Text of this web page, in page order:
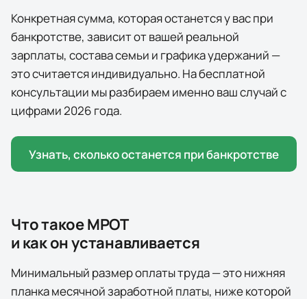
Конкретная сумма, которая останется у вас при
банкротстве, зависит от вашей реальной
зарплаты, состава семьи и графика удержаний —
это считается индивидуально. На бесплатной
консультации мы разбираем именно ваш случай с
цифрами2026 года.
Узнать, сколько останется при банкротстве
Что такое МРОТ
и как он устанавливается
Минимальный размер оплаты труда — это нижняя
планка месячной заработной платы, ниже которой